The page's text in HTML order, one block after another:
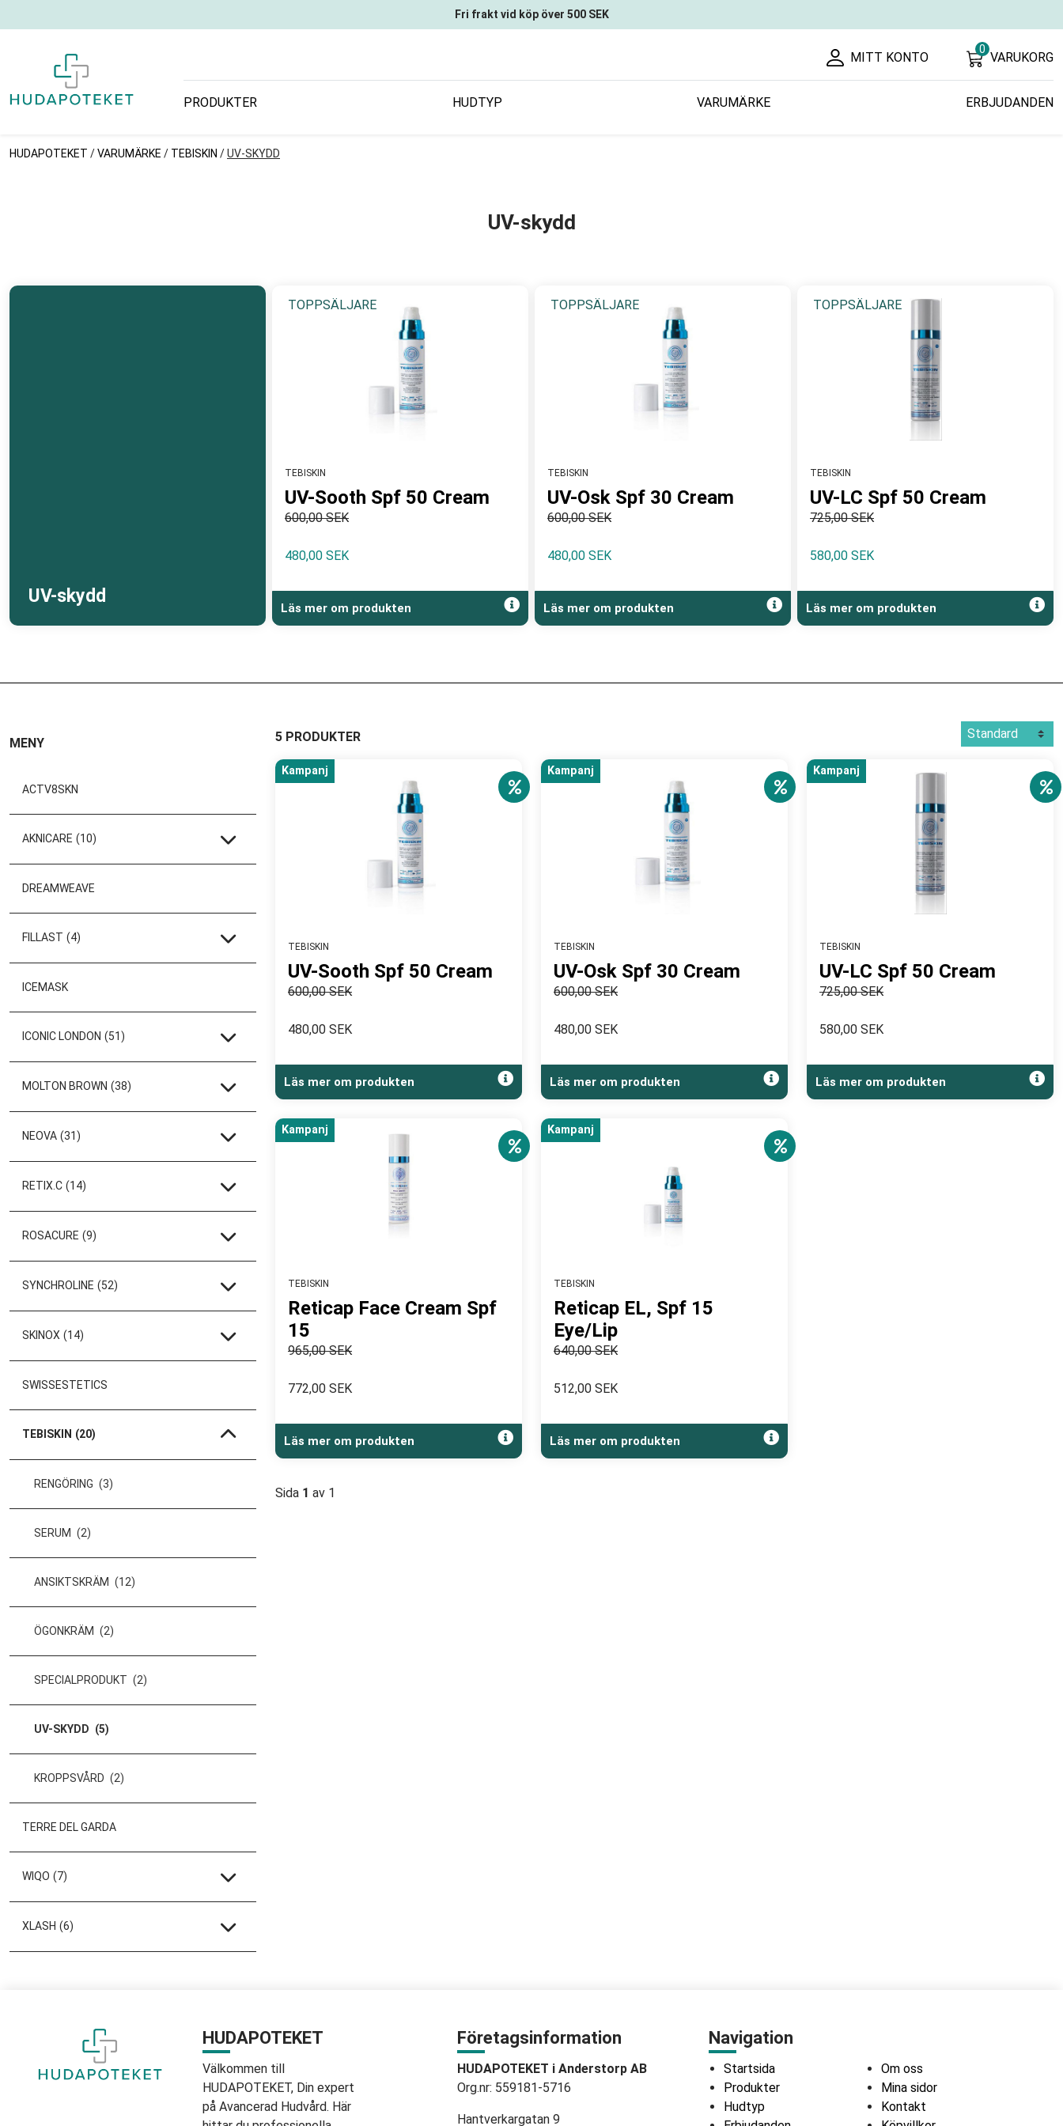
Fri frakt vid köp över 500 SEK
MITT KONTO
0
VARUKORG
PRODUKTER HUDTYP VARUMÄRKE ERBJUDANDEN
HUDAPOTEKET /VARUMÄRKE / TEBISKIN /UV-SKYDD
UV-skydd
UV-skydd
TOPPSÄLJARE
TEBISKIN
UV-Sooth Spf 50 Cream
600,00 SEK
480,00 SEK
Läs mer om produkten
TOPPSÄLJARE
TEBISKIN
UV-Osk Spf 30 Cream
600,00 SEK
480,00 SEK
Läs mer om produkten
TOPPSÄLJARE
TEBISKIN
UV-LC Spf 50 Cream
725,00 SEK
580,00 SEK
Läs mer om produkten
MENY
ACTV8SKN
AKNICARE (10)
DREAMWEAVE
FILLAST (4)
ICEMASK
ICONIC LONDON (51)
MOLTON BROWN (38)
NEOVA (31)
RETIX.C (14)
ROSACURE (9)
SYNCHROLINE (52)
SKINOX (14)
SWISSESTETICS
TEBISKIN (20)
RENGÖRING (3)
SERUM (2)
ANSIKTSKRÄM (12)
ÖGONKRÄM (2)
SPECIALPRODUKT (2)
UV-SKYDD (5)
KROPPSVÅRD (2)
TERRE DEL GARDA
WIQO (7)
XLASH (6)
5 PRODUKTER
Kampanj
TEBISKIN
UV-Sooth Spf 50 Cream
600,00 SEK
480,00 SEK
Läs mer om produkten
Kampanj
TEBISKIN
UV-Osk Spf 30 Cream
600,00 SEK
480,00 SEK
Läs mer om produkten
Kampanj
TEBISKIN
UV-LC Spf 50 Cream
725,00 SEK
580,00 SEK
Läs mer om produkten
Kampanj
TEBISKIN
Reticap Face Cream Spf
15
965,00 SEK
772,00 SEK
Läs mer om produkten
Kampanj
TEBISKIN
Reticap EL, Spf 15
Eye/Lip
640,00 SEK
512,00 SEK
Läs mer om produkten
Sida 1 av 1
HUDAPOTEKET
Välkommen till
HUDAPOTEKET, Din expert
på Avancerad Hudvård. Här
Företagsinformation
HUDAPOTEKET i Anderstorp AB
Org.nr: 559181-5716
Hantverkargatan 9
Navigation
Startsida
Produkter
Hudtyp
Om oss
Mina sidor
Kontakt